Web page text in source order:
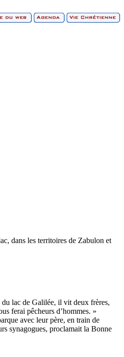
dans les territoires de Zabulon et
lac de Galilée, il vit deux frères,
ferai pêcheurs d’hommes. »
avec leur père, en train de
synagogues, proclamait la Bonne